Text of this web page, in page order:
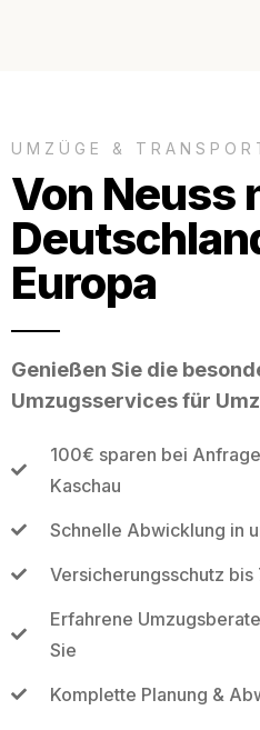
UMZÜGE &
Von Neuss
Europa
Genießen Sie die
Umzugsservices für
100€ sparen bei
Kaschau
Schnelle Abwicklung in
Versicherungsschutz
Erfahrene
Sie
Komplette Planung &